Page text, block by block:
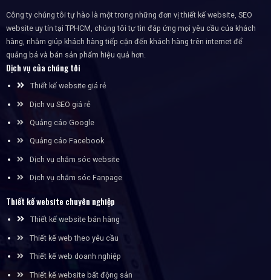
Công ty chúng tôi tự hào là một trong những đơn vị thiết kế website, SEO
website uy tín tại TPHCM, chúng tôi tự tin đáp ứng mọi yêu cầu của khách
hàng, nhằm giúp khách hàng tiếp cận đến khách hàng trên internet để
quảng bá và bán sản phẩm hiệu quả hơn.
Dịch vụ của chúng tôi
Thiết kế website giá rẻ
Dịch vụ SEO giá rẻ
Quảng cáo Google
Quảng cáo Facebook
Dịch vụ chăm sóc website
Dịch vụ chăm sóc Fanpage
Thiết kế website chuyên nghiệp
Thiết kế website bán hàng
Thiết kế web theo yêu cầu
Thiết kế web doanh nghiệp
Thiết kế website bất động sản